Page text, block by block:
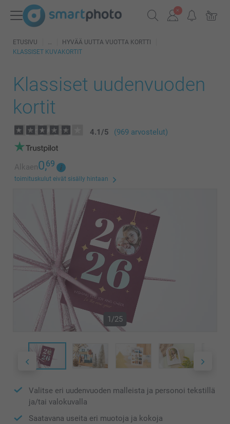
ETUSIVU
HYVÄÄ UUTTA VUOTTA KORTTI
KLASSISET KUVAKORTIT
Klassiset uudenvuoden
kortit
4.1/5 (969 arvostelut)
Alkaen0,69
toimituskulut eivät sisälly hintaan
1/25
Valitse eri uudenvuoden malleista ja personoi tekstillä
ja/tai valokuvalla
Saatavana useita eri muotoja ja kokoja